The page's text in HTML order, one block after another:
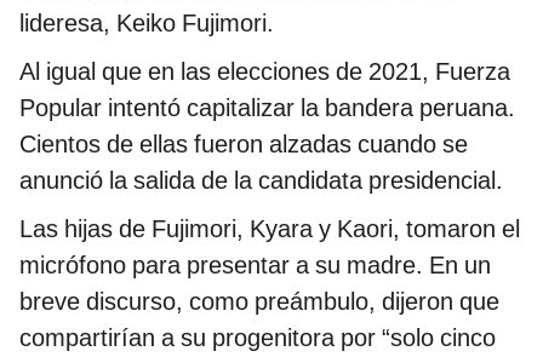
lideresa, Keiko Fujimori.
Al igual que en las elecciones de 2021, Fuerza
Popular intentó capitalizar la bandera peruana.
Cientos de ellas fueron alzadas cuando se
anunció la salida de la candidata presidencial.
Las hijas de Fujimori, Kyara y Kaori, tomaron el
micrófono para presentar a su madre. En un
breve discurso, como preámbulo, dijeron que
compartirían a su progenitora por “solo cinco